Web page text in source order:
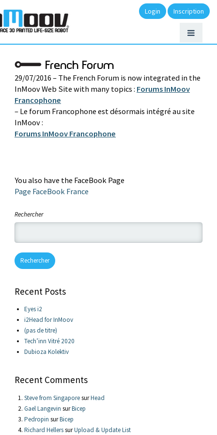
Login Inscription
French Forum
29/07/2016 – The French Forum is now integrated in the
InMoov Web Site with many topics : Forums InMoov
Francophone
– Le forum Francophone est désormais intégré au site
InMoov :
Forums InMoov Francophone
You also have the FaceBook Page
Page FaceBook France
Rechercher
Rechercher
Recent Posts
Eyes i2
i2Head for InMoov
(pas de titre)
Tech’inn Vitré 2020
Dubioza Kolektiv
Recent Comments
Steve from SingaporesurHead
Gael Langevin surBicep
Pedropin surBicep
Richard HellerssurUpload & Update List